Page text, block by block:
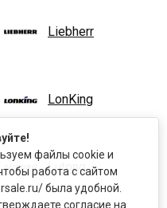
Liebherr
LonKing
Lutong
файлы cookie и
работа с сайтом
была удобной.
согласие на